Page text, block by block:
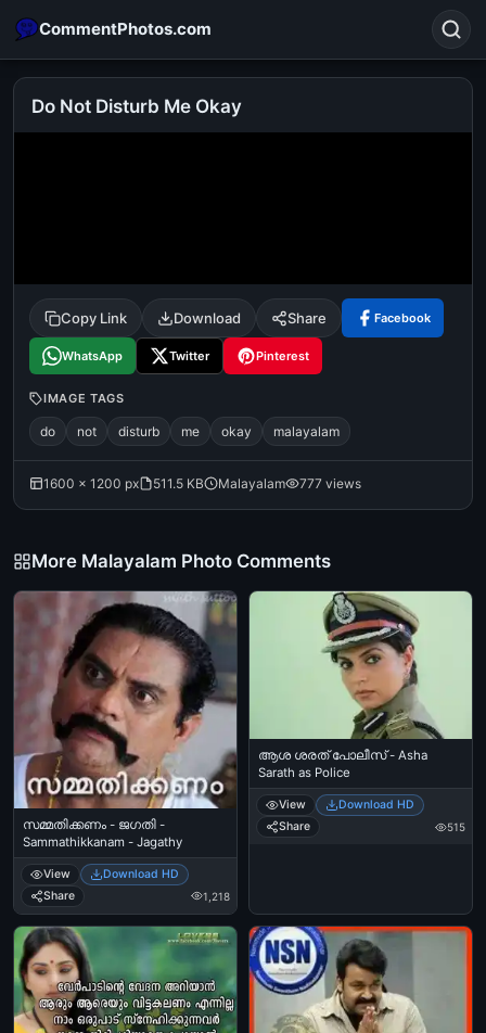
CommentPhotos.com
tamil comedy
happy birthday good night
Do Not Disturb Me Okay
Copy Link Download Share Facebook
WhatsApp Twitter Pinterest
IMAGE TAGS
do not disturb me okay malayalam
1600 × 1200 px 511.5 KB Malayalam 777 views
More Malayalam Photo Comments
സമ്മതിക്കണം - ജഗതി -
Sammathikkanam - Jagathy
View
Download HD
Share
1,218
ആശ ശരത് പോലീസ് - Asha
Sarath as Police
View
Download HD
Share
515